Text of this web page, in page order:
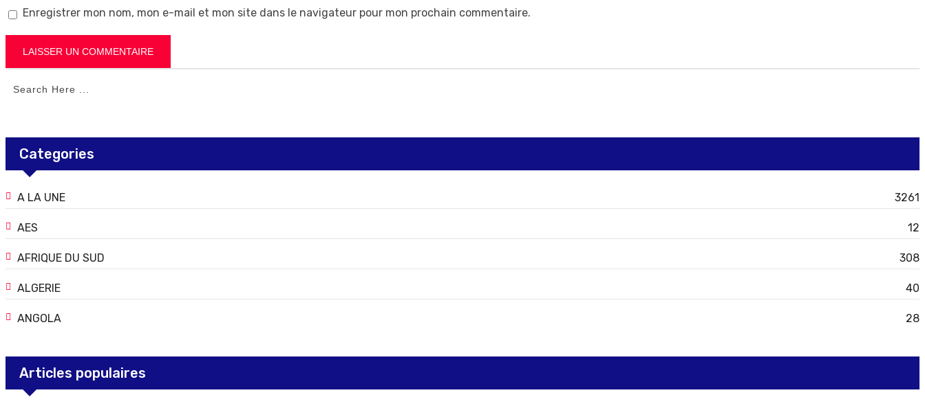
Enregistrer mon nom, mon e-mail et mon site dans le navigateur pour mon prochain commentaire.
Categories
A LA UNE 3261
AES 12
AFRIQUE DU SUD 308
ALGERIE 40
ANGOLA 28
Articles populaires